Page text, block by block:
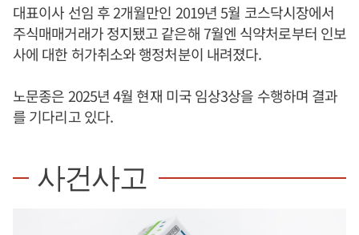
대표이사 선임 후 2개월만인 2019년 5월 코스닥시장에서
주식매매거래가 정지됐고 같은해 7월엔 식약처로부터 인보
사에 대한 허가취소와 행정처분이 내려졌다.
노문종은 2025년 4월 현재 미국 임상3상을 수행하며 결과
를 기다리고 있다.
사건사고